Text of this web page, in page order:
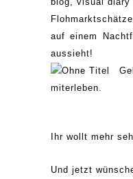
auf einem
aussieht!
miterleben.
Ihr wollt mehr
Und jetzt